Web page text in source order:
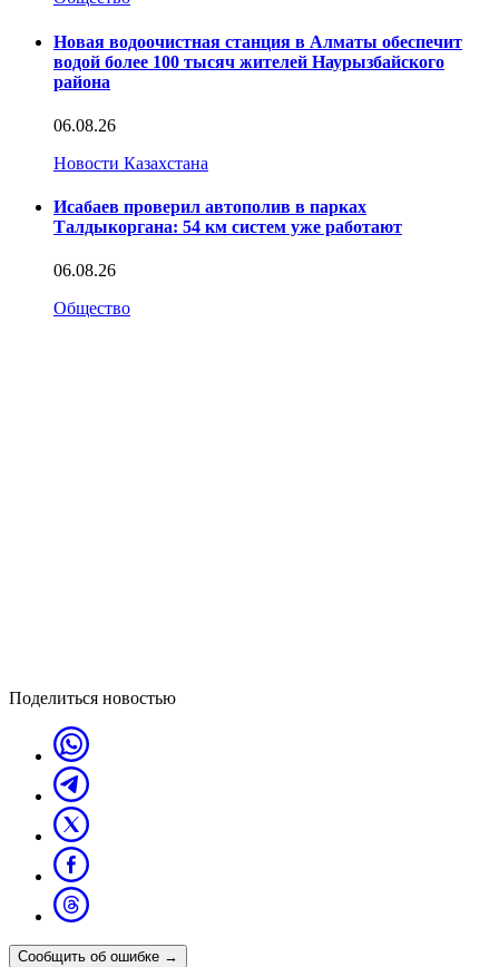
Новая водоочистная станция в Алматы обеспечит
водой более 100 тысяч жителей Наурызбайского
района
06.08.26
Новости Казахстана
Исабаев проверил автополив в парках
Талдыкоргана: 54 км систем уже работают
06.08.26
Общество
Поделиться новостью
Сообщить об ошибке →